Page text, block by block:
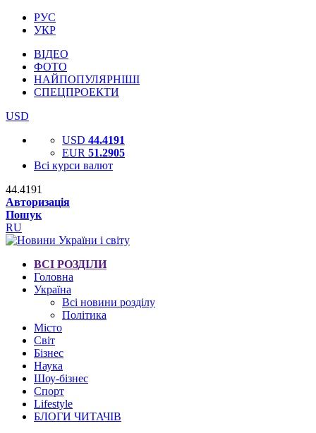
РУС
УКР
ВІДЕО
ФОТО
НАЙПОПУЛЯРНІШІ
СПЕЦПРОЕКТИ
USD
USD 44.4191
EUR 51.2905
Всі курси валют
44.4191
Авторизація
Пошук
RU
ВСІ РОЗДІЛИ
Головна
Україна
Всі новини розділу
Політика
Місто
Світ
Бізнес
Наука
Шоу-бізнес
Спорт
Lifestyle
БЛОГИ ЧИТАЧІВ